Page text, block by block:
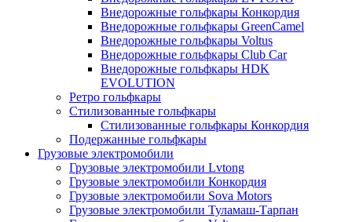
Внедорожные гольфкары Конкордия
Внедорожные гольфкары GreenCamel
Внедорожные гольфкары Voltus
Внедорожные гольфкары Club Car
Внедорожные гольфкары HDK
EVOLUTION
Ретро гольфкары
Стилизованные гольфкары
Стилизованные гольфкары Конкордия
Подержанные гольфкары
Грузовые электромобили
Грузовые электромобили Lvtong
Грузовые электромобили Конкордия
Грузовые электромобили Sova Motors
Грузовые электромобили Туламаш-Тарпан